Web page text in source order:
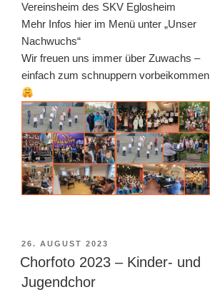
Vereinsheim des SKV Eglosheim
Mehr Infos hier im Menü unter „Unser
Nachwuchs“
Wir freuen uns immer über Zuwachs –
einfach zum schnuppern vorbeikommen
VERÖFFENTLICHT
AM
26. AUGUST 2023
Chorfoto 2023 – Kinder- und
Jugendchor